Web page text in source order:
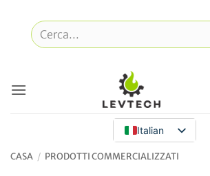
contenuto
Cerca:
Italian
CASA / PRODOTTI COMMERCIALIZZATI